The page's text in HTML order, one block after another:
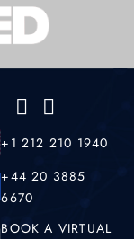
+1 212 210 1940
+44 20 3885
6670
BOOK A VIRTUAL